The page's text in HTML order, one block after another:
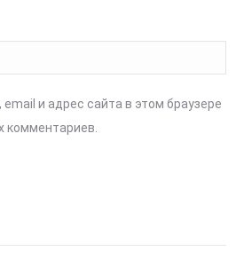
и адрес сайта в этом браузере
комментариев.